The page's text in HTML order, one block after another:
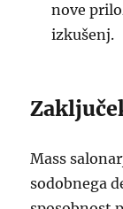
nove
izkušenj.
Mass
sodobnega